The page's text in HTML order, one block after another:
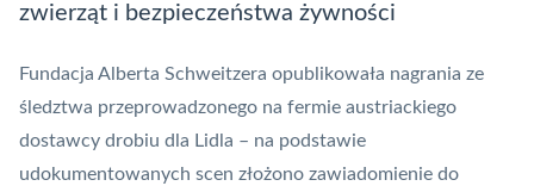
zwierząt i bezpieczeństwa żywności
Fundacja Alberta Schweitzera opublikowała nagrania ze
śledztwa przeprowadzonego na fermie austriackiego
dostawcy drobiu dla Lidla – na podstawie
udokumentowanych scen złożono zawiadomienie do